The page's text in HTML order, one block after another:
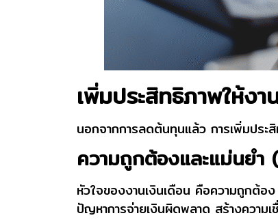
เพิ่มประสิทธิภาพให้ง
นอกจากการลดต้นทุนแล้ว การเพิ่มปร
ความถูกต้องและแม่นย
หัวใจของงานเงินเดือน คือความถูกต้
ปัญหาการจ่ายเงินผิดพลาด สร้างความ